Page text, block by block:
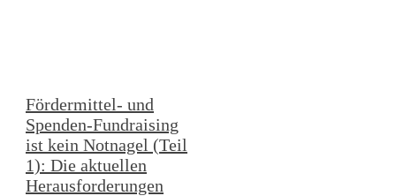
Fördermittel- und
Spenden-Fundraising
ist kein Notnagel (Teil
1): Die aktuellen
Herausforderungen